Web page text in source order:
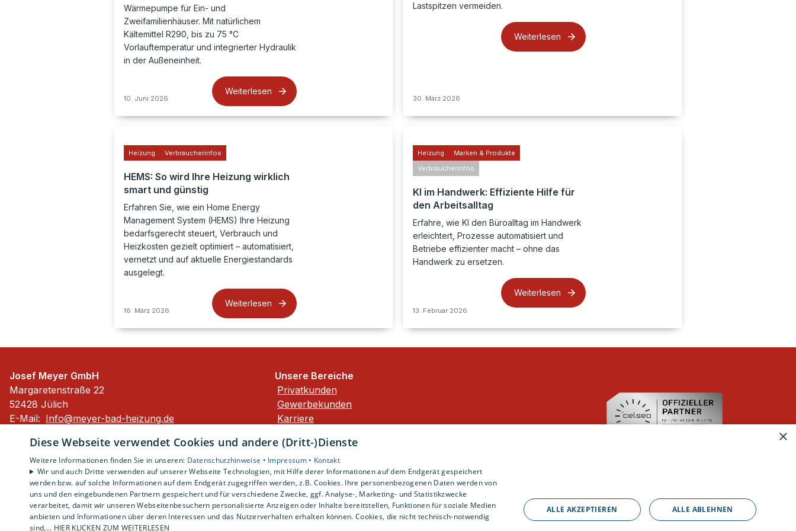
Wärmepumpe für Ein- und
Zweifamilienhäuser. Mit natürlichem
Kältemittel R290, bis zu 75 °C
Vorlauftemperatur und integrierter Hydraulik
in der Außeneinheit.
10. Juni 2026
Weiterlesen
Lastspitzen vermeiden.
30. März 2026
Weiterlesen
Heizung Verbraucherinfos
HEMS: So wird Ihre Heizung wirklich
smart und günstig
Erfahren Sie, wie ein Home Energy
Management System (HEMS) Ihre Heizung
bedarfsgerecht steuert, Verbrauch und
Heizkosten gezielt optimiert – automatisiert,
vernetzt und auf aktuelle Energiestandards
ausgelegt.
16. März 2026
Weiterlesen
Heizung
Marken & Produkte
Verbraucherinfos
KI im Handwerk: Effiziente Hilfe für
den Arbeitsalltag
Erfahre, wie KI den Büroalltag im Handwerk
erleichtert, Prozesse automatisiert und
Betriebe effizienter macht – ohne das
Handwerk zu ersetzen.
13. Februar 2026
Weiterlesen
Josef Meyer GmbH
Margaretenstraße 22
52428 Jülich
E-Mail: Info@meyer-bad-heizung.de
Impressum
Datenschutzerklärung
AGB
Barrierefreiheitserklärung
Unsere Bereiche
Privatkunden
Gewerbekunden
Karriere
Kontakt
×
Diese Webseite verwendet Cookies und andere (Dritt-)Dienste
Weitere Informationen finden Sie in unseren: Datenschutzhinweise • Impressum • Kontakt
Wir und auch Dritte verwenden auf unserer Webseite Technologien, mit Hilfe derer Informationen auf dem Endgerät gespeichert
werden bzw. auf solche Informationen auf dem Endgerät zugegriffen werden, z.B. Cookies. Ihre personenbezogenen Daten werden von
uns und den eingebundenen Partnern gespeichert und für verschiedene Zwecke, ggf. Analyse-, Marketing- und Statistikzwecke
verarbeitet, damit wir unseren Webseitenbesuchern personalisierte Anzeigen oder Inhalte bereitstellen, Funktionen für soziale Medien
anbieten und Informationen über deren Interessen und das Nutzerverhalten erhalten können. Cookies, die nicht technisch-notwendig
sind,... HIER KLICKEN ZUM WEITERLESEN
ALLE AKZEPTIEREN ALLE ABLEHNEN